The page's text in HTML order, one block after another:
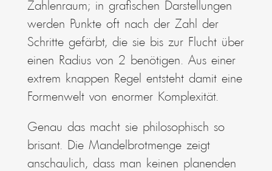
Zahlenraum; in grafischen Darstellungen
werden Punkte oft nach der Zahl der
Schritte gefärbt, die sie bis zur Flucht über
einen Radius von 2 benötigen. Aus einer
extrem knappen Regel entsteht damit eine
Formenwelt von enormer Komplexität.
Genau das macht sie philosophisch so
brisant. Die Mandelbrotmenge zeigt
anschaulich, dass man keinen planenden